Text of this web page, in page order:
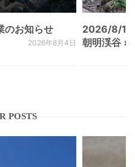
のお知らせ
2026年8月4日
2026/8/
朝明渓谷 ×
POSTS